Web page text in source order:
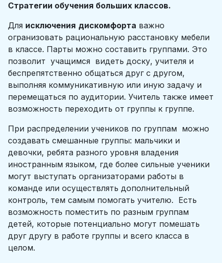
Стратегии обучения больших классов.
Для исключения дискомфорта важно
огранизовать рациональную расстановку мебели
в классе. Парты можно составить группами. Это
позволит учащимся видеть доску, учителя и
беспрепятственно общаться друг с другом,
выполняя коммуникативную или иную задачу и
перемещаться по аудитории. Учитель также имеет
возможность переходить от группы к группе.
При распределении учеников по группам можно
создавать смешанные группы: мальчики и
девочки, ребята разного уровня владения
иностранным языком, где более сильные ученики
могут выступать организаторами работы в
команде или осуществлять дополнительный
контроль, тем самым помогать учителю. Есть
возможность поместить по разным группам
детей, которые потенциально могут помешать
друг другу в работе группы и всего класса в
целом.